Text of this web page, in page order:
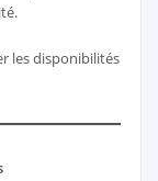
les disponibilités